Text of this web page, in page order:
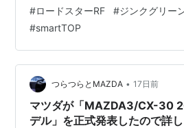
った。 Shoot Logという射撃分析ソ
った。 ブラウザ版から始まり、 デ
てiPhone版まで完成した。 「これ
もお別れだ。」 そう思っていた。
ードスターRFに試乗してしまった
#ロードスターRF #ジンクグリー
#smartTOP
つらつらとMAZDA • 17日前
マツダが「MAZDA3/CX-30
デル」を正式発表したので詳し